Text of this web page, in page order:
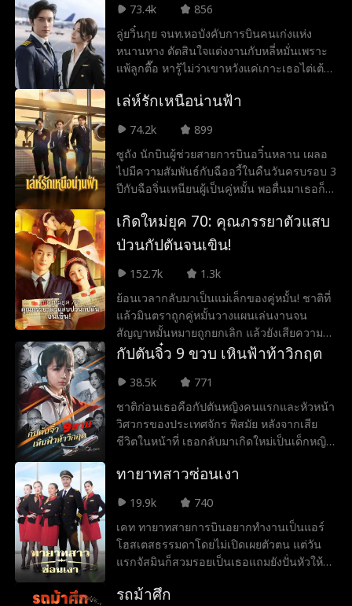
ภรรยาของเขา ห้าปีต่อมา โลแกนกลับมาใน
บทบาททายาทตระกูลเฮล โดยไม่รู้ว่าภรรยา
และลูกสาวที่กำลังป่วยคือคนที่เขากำลังตาม
หาอยู่ เมื่อความจริงถูกเปิดเผย เขาจะชนะพวก
พวกเขาไปตลอดกาลแล้ว
73.4k
856
ลู่ยวิ๋นกุย จนท.หอบังคับการบินคนเก่งแห่ง
หนานหาง ตัดสินใจแต่งงานกับหลี่หมั่นเพราะ
แพ้ลูกตื๊อ หารู้ไม่ว่าเขาหวังแค่เกาะเธอไต่เต้า
โดยไม่รู้ธาตุแท้ของฝ่ายชาย
เล่ห์รักเหนือน่านฟ้า
74.2k
899
ซูถัง นักบินผู้ช่วยสายการบินอวิ๋นหลาน เผลอ
ไปมีความสัมพันธ์กับฉืออวี้ในคืนวันครบรอบ 3
ปีกับฉือจิ่นเหนียนผู้เป็นคู่หมั้น พอตื่นมาเธอก็
ว่าคู่หมั้นกำลังเล่นชู้กับซูเหยียนน้องสาวต่าง
แม่ที่ห้องข้างๆ! จนถึงวันแต่งงาน ซูถังถึงเพิ่ง
จิ่นเหนียนประกาศเทงานแต่งเพื่อไปหาซูเห
ยียน ปล่อยให้เธอกลายเป็นตัวตลกของสังคม
ไฮโซ ท่ามกลางมรสุมชีวิต ชายผู้ทรงอิทธิพล
ที่สุดในเมืองกลับยื่นคำขอแต่งงานมาตรงหน้า
เธอ
เกิดใหม่ยุค 70: คุณภรรยาตัวแสบ
ป่วนกัปตันจนเขิน!
152.7k
1.3k
ย้อนเวลากลับมาเป็นแม่เล็กของคู่หมั้น! ชาติที่
แล้วมินตราถูกคู่หมั้นวางแผนเล่นงานจน
สัญญาหมั้นหมายถูกยกเลิก แล้วยังเสียความ
บริสุทธิ์ให้กับผู้ชายห่วยแตก เธอโดนช่วงชิง
สุดท้ายต้องตายพร้อมกับหญิงร้ายชายเลวสอง
คนนั้นเพราะการรักษาที่ผิดพลาด ลืมตาตื่นขึ้น
อีกครั้งย้อนเวลากลับมาตอนที่เพิ่งเข้าเมือง
และได้พบกับรัชชานนท์ครั้งแรก ครั้งนี้เธอ
เองสิบสี่ปี ขับไล่คู่หมั้นเมื่อชาติที่แล้วออกจาก
กัปตันจิ๋ว 9 ขวบ เหินฟ้าท้าวิกฤต
38.5k
771
ชาติก่อนเธอคือกัปตันหญิงคนแรกและหัวหน้า
วิศวกรของประเทศจักร พิสมัย หลังจากเสีย
ชีวิตในหน้าที่ เธอกลับมาเกิดใหม่เป็นเด็กหญิง
เครื่องยนต์ระเบิดกะทันหัน ห้องนักบินสูญเสีย
ขณะที่ทุกคนสิ้นหวัง เด็กหญิงวัย 9 ขวบคนนี้
กลับก้าวออกมา ใช้ความทรงจำในชาติก่อน
ควบคุมเครื่องบิน และนำเครื่องลงจอดฉุกเฉิน
สุดขีดความสามารถจากความสูงหมื่นเมตร
เบื้องหลังเกียรติยศกลับเต็มไปด้วยภยันตราย
ทายาทสาวซ่อนเงา
19.9k
740
เคท ทายาทสายการบินอยากทำงานเป็นแอร์
โฮสเตสธรรมดาโดยไม่เปิดเผยตัวตน แต่วัน
แรกจัสมินก็สวมรอยเป็นเธอแถมยังปั่นหัวให้
หนุ่มที่เคทถูกจับคลุมถุงชนด้วยเพื่อธุรกิจ กลับ
รถม้าศึก